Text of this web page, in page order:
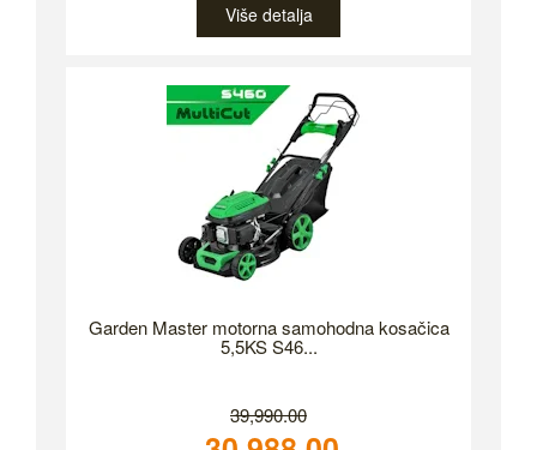
Više detalja
Garden Master motorna samohodna kosačica
5,5KS S46...
39,990.00